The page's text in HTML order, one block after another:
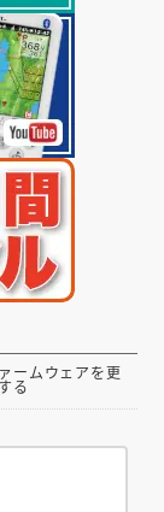
ームウェアを更
る